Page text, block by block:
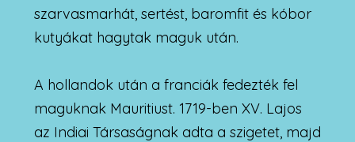
szarvasmarhát, sertést, baromfit és kóbor
kutyákat hagytak maguk után.
A hollandok után a franciák fedezték fel
maguknak Mauritiust. 1719-ben XV. Lajos
az Indiai Társaságnak adta a szigetet, majd